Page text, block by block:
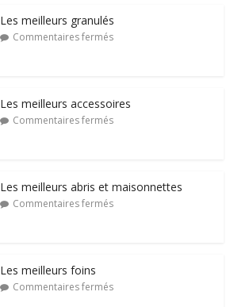
Les meilleurs granulés
Commentaires fermés
Les meilleurs accessoires
Commentaires fermés
Les meilleurs abris et maisonnettes
Commentaires fermés
Les meilleurs foins
Commentaires fermés